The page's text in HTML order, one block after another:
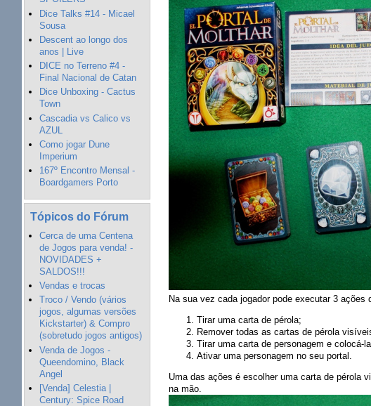
Dice Talks #14 - Micael
Sousa
Descent ao longo dos
anos | Live
DICE no Terreno #4 -
Final Nacional de Catan
Dice Unboxing - Cactus
Town
Cascadia vs Calico vs
AZUL
Como jogar Dune
Imperium
167º Encontro Mensal -
Boardgamers Porto
Tópicos do Fórum
Cerca de uma Centena
de Jogos para venda! -
NOVIDADES +
SALDOS!!!
Vendas e trocas
Troco / Vendo (vários
jogos, algumas versões
Kickstarter) & Compro
(sobretudo jogos antigos)
Venda de Jogos -
Queendomino, Black
Angel
[Venda] Celestia |
Century: Spice Road
Na sua vez cada jogador pode executar 3
Tirar uma carta de pérola;
Remover todas as cartas de pérola
Tirar uma carta de personagem e colocá-
Ativar uma personagem no seu portal.
Uma das ações é escolher uma carta de pérola
na mão.